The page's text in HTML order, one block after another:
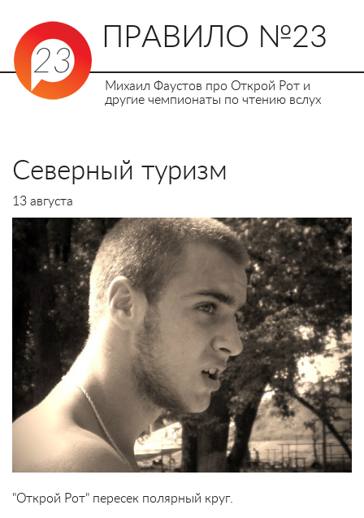
ПРАВИЛО №23
Михаил Фаустов про Открой Рот и
другие чемпионаты по чтению вслух
Северный туризм
13 августа
"Открой Рот" пересек полярный круг.